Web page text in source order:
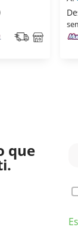
que